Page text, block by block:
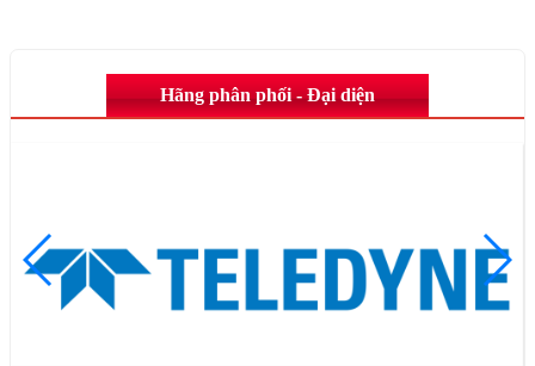
Hãng phân phối - Đại diện